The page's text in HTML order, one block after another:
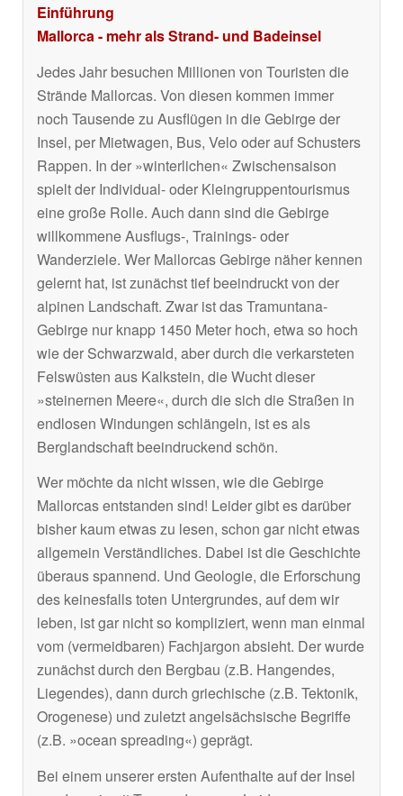
Einführung
Mallorca - mehr als Strand- und Badeinsel
Jedes Jahr besuchen Millionen von Touristen die
Strände Mallorcas. Von diesen kommen immer
noch Tausende zu Ausflügen in die Gebirge der
Insel, per Mietwagen, Bus, Velo oder auf Schusters
Rappen. In der »winterlichen« Zwischensaison
spielt der Individual- oder Kleingruppentourismus
eine große Rolle. Auch dann sind die Gebirge
willkommene Ausflugs-, Trainings- oder
Wanderziele. Wer Mallorcas Gebirge näher kennen
gelernt hat, ist zunächst tief beeindruckt von der
alpinen Landschaft. Zwar ist das Tramuntana-
Gebirge nur knapp 1450 Meter hoch, etwa so hoch
wie der Schwarzwald, aber durch die verkarsteten
Felswüsten aus Kalkstein, die Wucht dieser
»steinernen Meere«, durch die sich die Straßen in
endlosen Windungen schlängeln, ist es als
Berglandschaft beeindruckend schön.
Wer möchte da nicht wissen, wie die Gebirge
Mallorcas entstanden sind! Leider gibt es darüber
bisher kaum etwas zu lesen, schon gar nicht etwas
allgemein Verständliches. Dabei ist die Geschichte
überaus spannend. Und Geologie, die Erforschung
des keinesfalls toten Untergrundes, auf dem wir
leben, ist gar nicht so kompliziert, wenn man einmal
vom (vermeidbaren) Fachjargon absieht. Der wurde
zunächst durch den Bergbau (z.B. Hangendes,
Liegendes), dann durch griechische (z.B. Tektonik,
Orogenese) und zuletzt angelsächsische Begriffe
(z.B. »ocean spreading«) geprägt.
Bei einem unserer ersten Aufenthalte auf der Insel